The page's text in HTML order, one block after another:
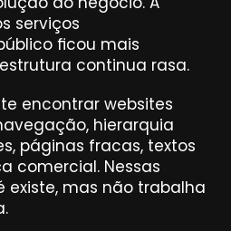
serviços
ficou mais
continua rasa.
encontrar websites
hierarquia
páginas fracas, textos
comercial. Nessas
existe, mas não trabalha